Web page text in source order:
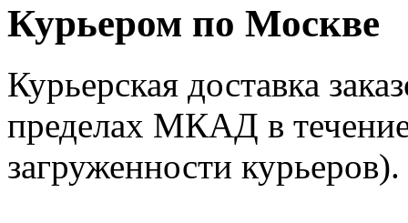
Курьером по Москве
Курьерская доставка
пределах МКАД в
загруженности курьеров).